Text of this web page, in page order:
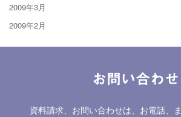
2009年3月
2009年2月
お問い合わせ
資料請求、お問い合わせは、お電話、